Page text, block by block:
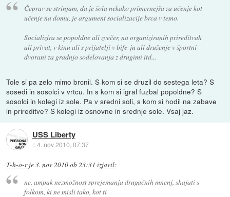
Čeprav se strinjam, da je šola nekako primernejša za učenje kot
učenje na domu, je argument socializacije brca v temo.
Socializira se popoldne ali zvečer, na organiziranih prireditvah
ali privat, v kinu ali s prijatelji v bife-ju ali druženje v športni
dvorani za gradnjo sodelovanja z drugimi itd...
Tole si pa zelo mimo brcnil. S kom si se druzil do sestega leta? S
sosedi in sosolci v vrtcu. In s kom si igral fuzbal popoldne? S
sosolci in kolegi iz sole. Pa v sredni soli, s kom si hodil na zabave
in prireditve? S kolegi iz osnovne in srednje sole. Vsaj jaz.
USS Liberty
::4. nov 2010, 07:37
T-h-o-rje3. nov 2010 ob 23:31 izjavil:
ne, ampak nezmožnost sprejemanja drugačnih mnenj, shajati s
folkom, ki ne misli tako, kot ti